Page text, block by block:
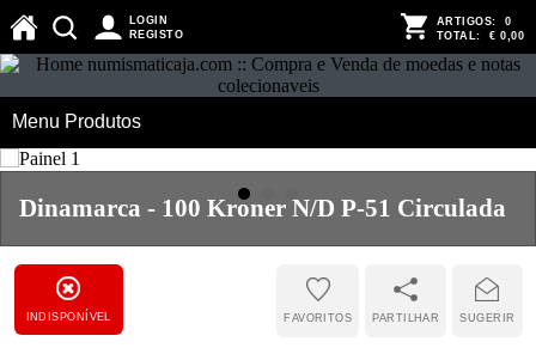
LOGIN
REGISTO
ARTIGOS: 0
TOTAL: € 0,00
Menu Produtos
Dinamarca - 100 Kroner N/D P-51 Circulada
INDISPONÍVEL SUGERIR
PARTILHAR
FAVORITOS